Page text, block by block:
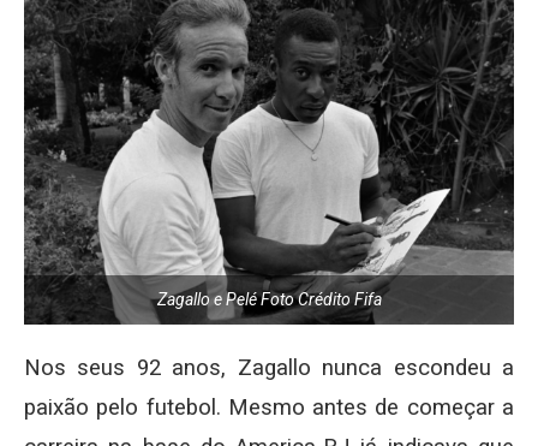
Zagallo e Pelé Foto Crédito Fifa
Nos seus 92 anos, Zagallo nunca escondeu a
paixão pelo futebol. Mesmo antes de começar a